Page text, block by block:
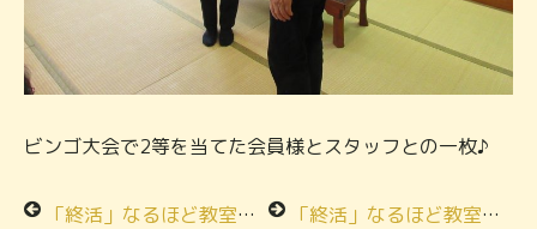
ビンゴ大会で2等を当てた会員様とスタッフとの一枚♪
「終活」なるほど教室エンディングノート＆断捨離★メモリアルハウス小田急相模原★ 「終活」なるほど教室 食べて学ぶ！おもてなしの通夜料理★メモリアルハウス城山★